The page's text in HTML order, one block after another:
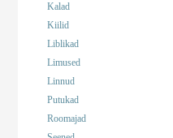
Kalad
Kiilid
Liblikad
Limused
Linnud
Putukad
Roomajad